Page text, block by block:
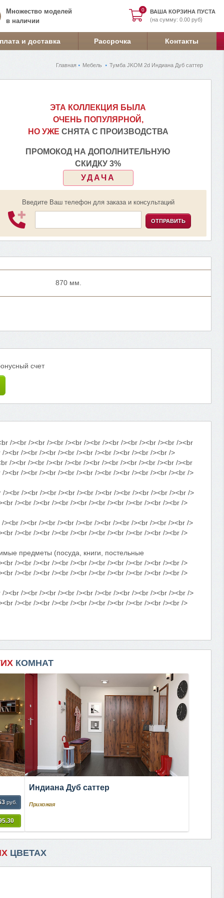
0
0
ВАША КОРЗИНА ПУСТА
(на сумму: 0.00 руб)
Множество моделей
в наличии
и доставка Рассрочка Контакты
Главная Мебель Тумба JKOM 2d Индиана Дуб саттер
ЭТА КОЛЛЕКЦИЯ БЫЛА
ОЧЕНЬ ПОПУЛЯРНОЙ,
НО УЖЕ СНЯТА С ПРОИЗВОДСТВА
ПРОМОКОД НА ДОПОЛНИТЕЛЬНУЮ
СКИДКУ 3%
УДАЧА
Введите Ваш телефон для заказа и консультаций
ОТПРАВИТЬ
870 мм.
счет
/><br /><br /><br /><br /><br /><br /><br /><br /><br /><br
/><br /><br /><br /><br /><br /><br /><br /><br />
><br /><br /><br /><br /><br /><br /><br /><br /><br /><br
/><br /><br /><br /><br /><br /><br /><br /><br /><br />
/><br /><br /><br /><br /><br /><br /><br /><br /><br />
/><br /><br /><br /><br /><br /><br /><br /><br /><br />
/><br /><br /><br /><br /><br /><br /><br /><br /><br />
/><br /><br /><br /><br /><br /><br /><br /><br /><br />
предметы (посуда, книги, постельные
/><br /><br /><br /><br /><br /><br /><br /><br /><br />
/><br /><br /><br /><br /><br /><br /><br /><br /><br />
/><br /><br /><br /><br /><br /><br /><br /><br /><br />
/><br /><br /><br /><br /><br /><br /><br /><br /><br />
КОМНАТ
руб.
Индиана Дуб саттер
Прихожая
ЦВЕТАХ